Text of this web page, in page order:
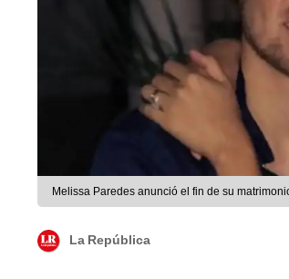
Melissa Paredes anunció el fin de su
La República